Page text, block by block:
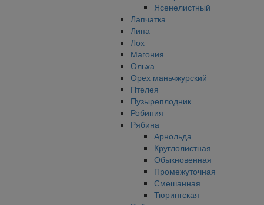
Ясенелистный
Лапчатка
Липа
Лох
Магония
Ольха
Орех маньчжурский
Птелея
Пузыреплодник
Робиния
Рябина
Арнольда
Круглолистная
Обыкновенная
Промежуточная
Смешанная
Тюрингская